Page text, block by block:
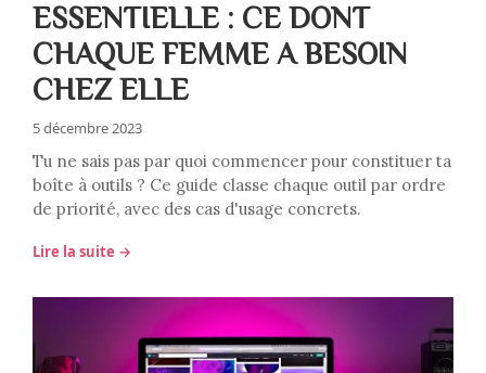
ESSENTIELLE : CE DONT
CHAQUE FEMME A BESOIN
CHEZ ELLE
5 décembre 2023
Tu ne sais pas par quoi commencer pour constituer ta
boîte à outils ? Ce guide classe chaque outil par ordre
de priorité, avec des cas d'usage concrets.
Lire la suite →